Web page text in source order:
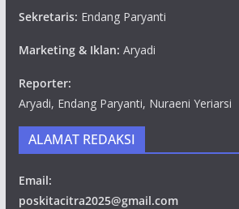
Sekretaris: Endang Paryanti
Marketing & Iklan: Aryadi
Reporter:
Aryadi, Endang Paryanti, Nuraeni Yeriarsi
ALAMAT REDAKSI
Email:
poskitacitra2025@gmail.com